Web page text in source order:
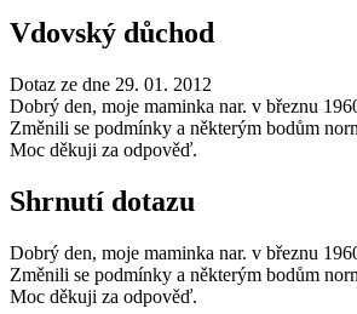
Vdovský důchod
Dotaz ze dne 29. 01. 2012
Dobrý den, moje maminka nar. v březnu
Změnili se podmínky a některým bodům
Moc děkuji za odpověď.
Shrnutí dotazu
Dobrý den, moje maminka nar. v březnu
Změnili se podmínky a některým bodům
Moc děkuji za odpověď.